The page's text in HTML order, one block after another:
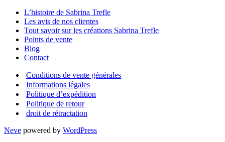
L’histoire de Sabrina Trefle
Les avis de nos clientes
Tout savoir sur les créations Sabrina Trefle
Points de vente
Blog
Contact
Conditions de vente générales
Informations légales
Politique d’expédition
Politique de retour
droit de rétractation
Neve powered by WordPress